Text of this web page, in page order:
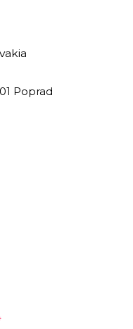
Poprad